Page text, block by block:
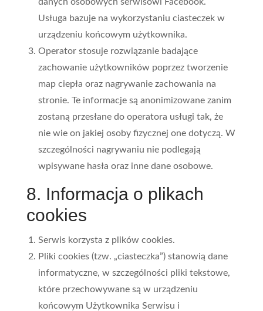
Usługa bazuje na wykorzystaniu ciasteczek w
urządzeniu końcowym użytkownika.
Operator stosuje rozwiązanie badające
zachowanie użytkowników poprzez tworzenie
map ciepła oraz nagrywanie zachowania na
stronie. Te informacje są anonimizowane zanim
zostaną przesłane do operatora usługi tak, że
nie wie on jakiej osoby fizycznej one dotyczą. W
szczególności nagrywaniu nie podlegają
wpisywane hasła oraz inne dane osobowe.
8. Informacja o plikach
cookies
Serwis korzysta z plików cookies.
Pliki cookies (tzw. „ciasteczka”) stanowią dane
informatyczne, w szczególności pliki tekstowe,
które przechowywane są w urządzeniu
końcowym Użytkownika Serwisu i